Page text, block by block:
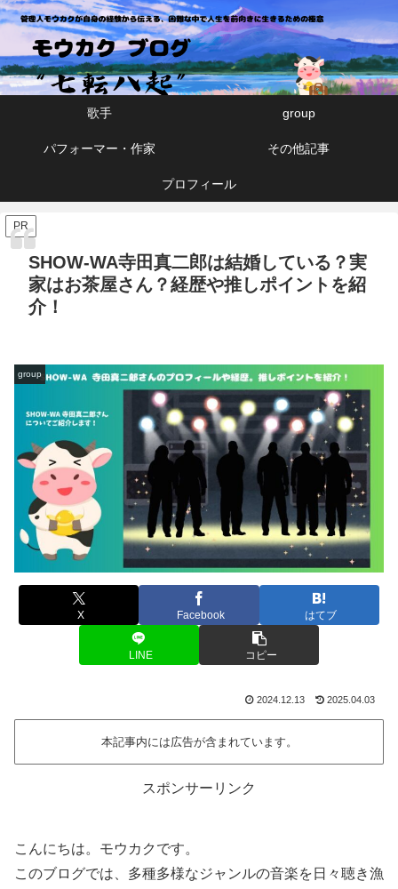
モウカクブログ「七転八起」
歌手 group
パフォーマー・作家 その他記事
プロフィール
PR
SHOW-WA寺田真二郎は結婚している？実
家はお茶屋さん？経歴や推しポイントを紹
介！
group
X Facebook はてブ
LINE コピー
2024.12.13 2025.04.03
本記事内には広告が含まれています。
スポンサーリンク
こんにちは。モウカクです。
このブログでは、多種多様なジャンルの音楽を日々聴き漁